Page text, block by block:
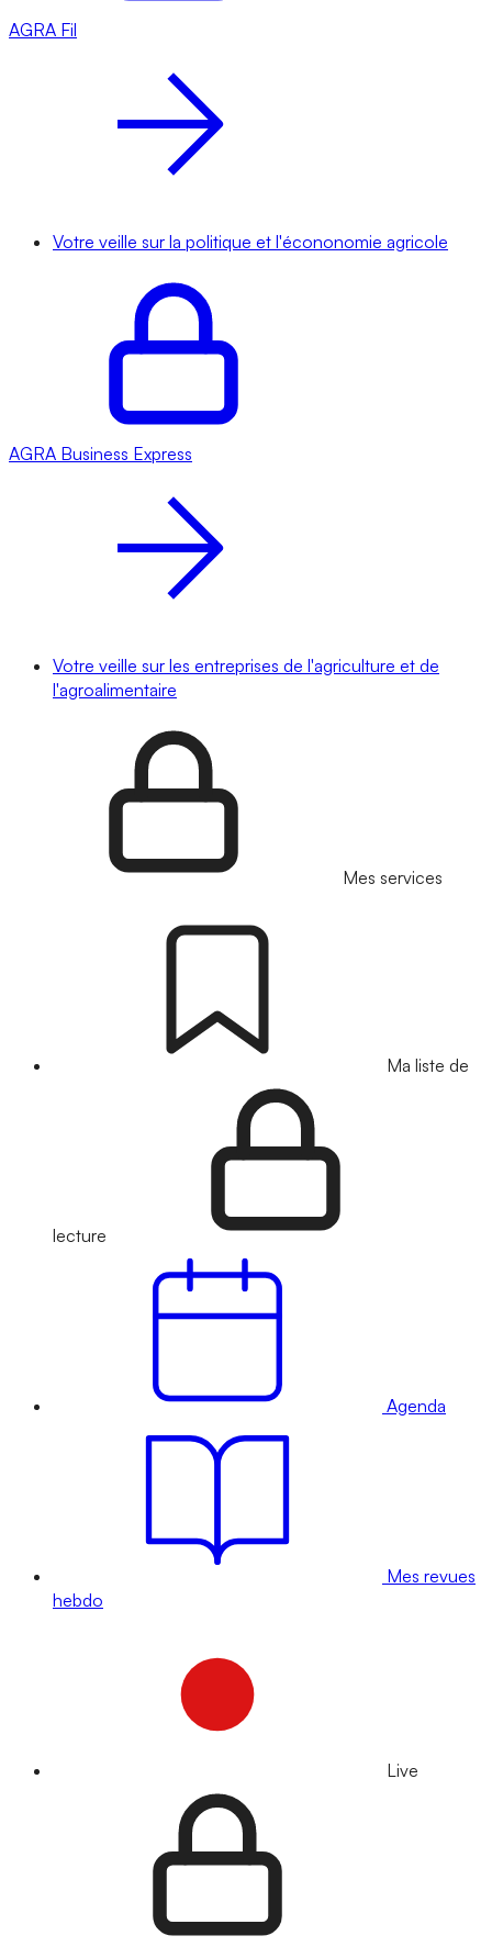
AGRA Fil
Votre veille sur la politique et l'écononomie agricole
AGRA Business Express
Votre veille sur les entreprises de l'agriculture et de
l'agroalimentaire
Mes services
Ma liste de
lecture
Agenda
Mes revues
hebdo
Live